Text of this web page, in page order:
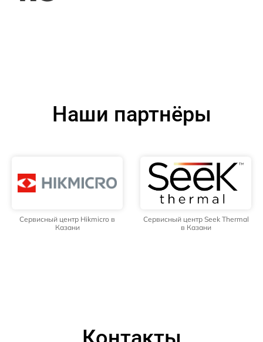
Наши партнёры
Сервисный центр Hikmicro в
Казани
Сервисный центр Seek Thermal
в Казани